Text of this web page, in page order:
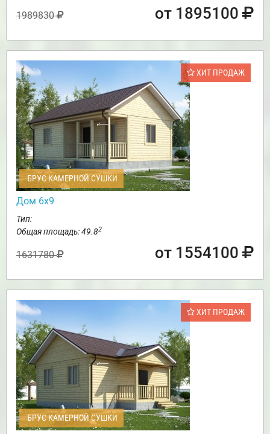
1989830 от 1895100
ХИТ ПРОДАЖ
БРУС КАМЕРНОЙ СУШКИ
Дом 6х9
Тип:
Общая площадь: 49.82
1631780 от 1554100
ХИТ ПРОДАЖ
БРУС КАМЕРНОЙ СУШКИ